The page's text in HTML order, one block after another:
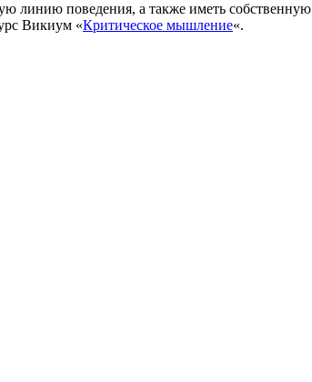
линию поведения, а также иметь
Викиум «Критическое мышление«.